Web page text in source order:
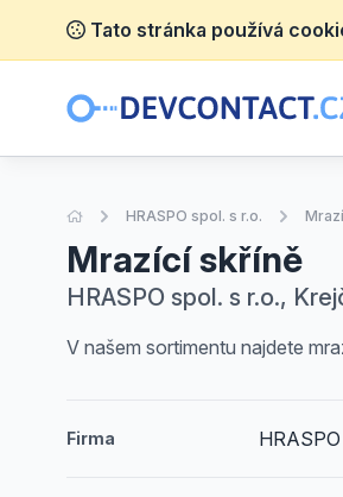
Tato stránka používá
Úvodní stránka
HRASPO spol. s r.o.
Mrazící skříně
HRASPO spol. s r.o.,
V našem sortimentu najdete
Firma